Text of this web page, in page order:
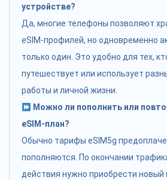
устройстве?
Да, многие телефоны позволяют
eSIM-профилей, но одновременно
только один. Это удобно для тех,
путешествует или использует
работы и личной жизни.
Можно ли пополнить или
eSIM-план?
Обычно тарифы eSIM5g
пополняются. По окончании
действия нужно приобрести новый